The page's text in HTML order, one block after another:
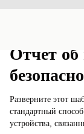
Отчет об
Разверните этот
стандартный
устройства,